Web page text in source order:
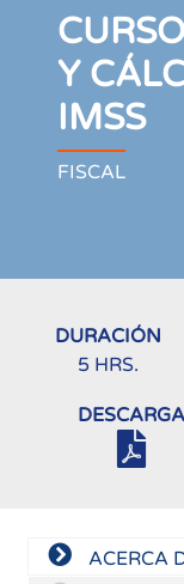
Y
IMSS
FISCAL
DURACIÓN
5 HRS.
DESCARGA
ACERCA